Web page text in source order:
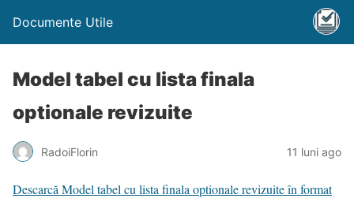
Documente Utile
Model tabel cu lista finala
optionale revizuite
RadoiFlorin 11 luni ago
Descarcă Model tabel cu lista finala optionale revizuite în format